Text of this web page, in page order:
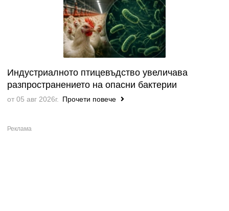
Индустриалното птицевъдство увеличава
разпространението на опасни бактерии
от 05 авг 2026г. Прочети повече